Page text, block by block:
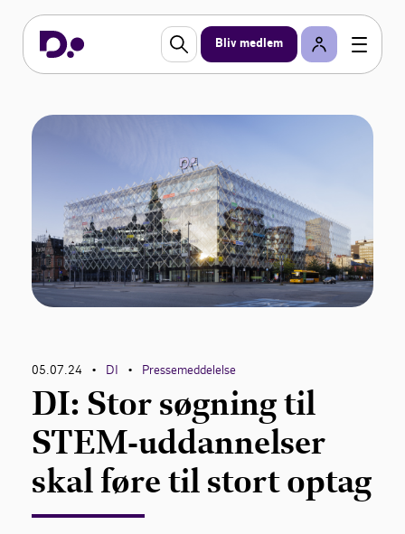
Bliv medlem
05.07.24 • DI • Pressemeddelelse
DI: Stor søgning til
STEM-uddannelser
skal føre til stort optag